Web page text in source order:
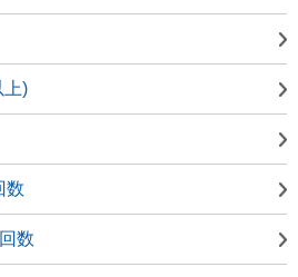
上)
数
数